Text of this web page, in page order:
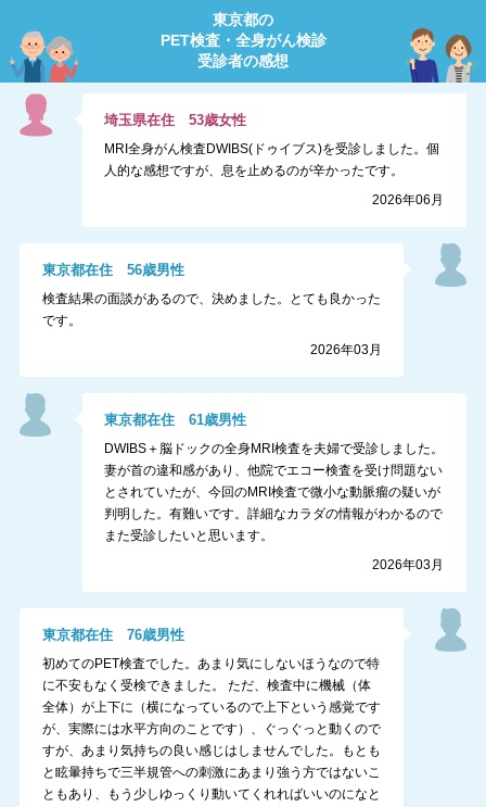
東京都の
PET検査・全身がん検診
受診者の感想
埼玉県在住53歳女性
MRI全身がん検査DWIBS(ドゥイブス)を受診しました。個
人的な感想ですが、息を止めるのが辛かったです。
2026年06月
東京都在住 56歳男性
検査結果の面談があるので、決めました。とても良かった
です。
2026年03月
東京都在住61歳男性
DWIBS＋脳ドックの全身MRI検査を夫婦で受診しました。
妻が首の違和感があり、他院でエコー検査を受け問題ない
とされていたが、今回のMRI検査で微小な動脈瘤の疑いが
判明した。有難いです。詳細なカラダの情報がわかるので
また受診したいと思います。
2026年03月
東京都在住 76歳男性
初めてのPET検査でした。あまり気にしないほうなので特
に不安もなく受検できました。 ただ、検査中に機械（体
全体）が上下に（横になっているので上下という感覚です
が、実際には水平方向のことです）、ぐっぐっと動くので
すが、あまり気持ちの良い感じはしませんでした。もとも
と眩暈持ちで三半規管への刺激にあまり強う方ではないこ
ともあり、もう少しゆっくり動いてくれればいいのになと